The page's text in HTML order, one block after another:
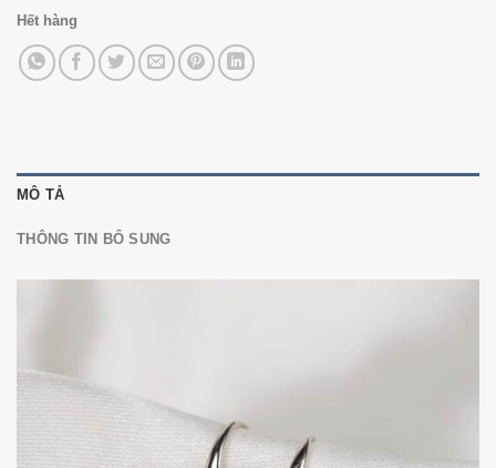
Hết hàng
MÔ TẢ
THÔNG TIN BỔ SUNG